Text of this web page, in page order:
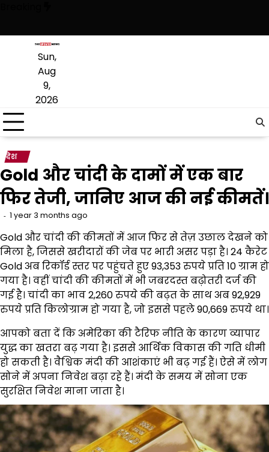
content
Sun,
Aug
9,
2026
देश
Gold और चांदी के दामों में एक बार
फिर तेजी, जानिए आज की नई कीमतें।
1 year 3 months ago
Gold और चांदी की कीमतों में आज फिर से तेज़ उछाल देखने को
मिला है, जिससे खरीदारों की जेब पर भारी असर पड़ा है। 24 कैरेट
Gold अब रिकॉर्ड स्तर पर पहुंचते हुए 93,353 रुपये प्रति 10 ग्राम हो
गया है। वहीं चांदी की कीमतों में भी जबरदस्त बढ़ोतरी दर्ज की
गई है। चांदी का भाव 2,260 रुपये की बढ़त के साथ अब 92,929
रुपये प्रति किलोग्राम हो गया है, जो इससे पहले 90,669 रुपये था।
आपको बता दें कि अमेरिका की टैरिफ नीति के कारण व्यापार
युद्ध का खतरा बढ़ गया है। इससे आर्थिक विकास की गति धीमी
हो सकती है। वैश्विक मंदी की आशंकाएं भी बढ़ गई हैं। ऐसे में लोग
सोने में अपना निवेश बढ़ा रहे हैं। मंदी के समय में सोना एक
सुरक्षित निवेश माना जाता है।